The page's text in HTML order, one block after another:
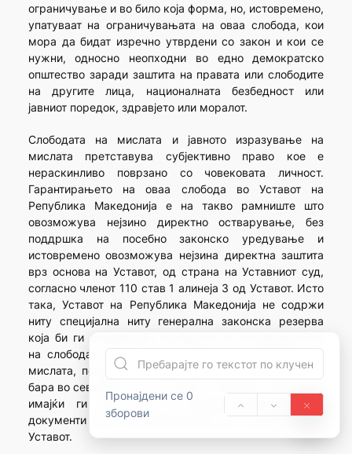
Пронајдени се 0
зборови
ограничување и во било која форма, но, истовремено,
упатуваат на ограничувањата на оваа слобода, кои
мора да бидат изречно утврдени со закон и кои се
нужни, односно неопходни во едно демократско
општество заради заштита на правата или слободите
на другите лица, националната безбедност или
јавниот поредок, здравјето или моралот.
Слободата на мислата и јавното изразување на
мислата претставува субјективно право кое е
нераскинливо поврзано со човековата личност.
Гарантирањето на оваа слобода во Уставот на
Република Македонија е на такво рамниште што
овозможува нејзино директно остварување, без
поддршка на посебно законско уредување и
истовремено овозможува нејзина директна заштита
врз основа на Уставот, од страна на Уставниот суд,
согласно членот 110 став 1 алинеја 3 од Уставот. Исто
така, Уставот на Република Македонија не содржи
ниту специјална ниту генерална законска резерва
која би ги определила границите на остварувањето
на слободата на мислата и јавното изразување на
мислата, поради што нејзината граница треба да се
бара во севкупноста на Уставот и неговите определби
имајќи ги при тоа во предвид меѓународните
документи што се ратификувани во согласност со
Уставот.